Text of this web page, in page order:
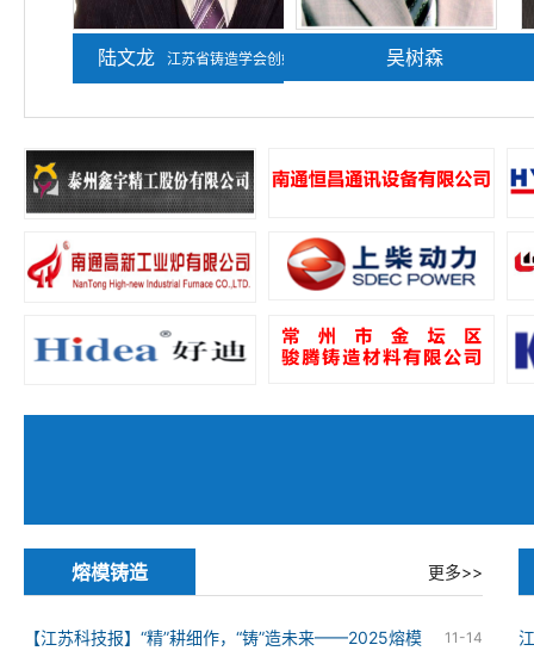
陆文龙 江苏省铸造学会创始人
熊守美 吴树森
熔模铸造 更多>>
11-14
【江苏科技报】“精”耕细作，“铸”造未来——2025熔模